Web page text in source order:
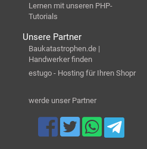
Lernen mit unseren PHP-
Tutorials
Unsere Partner
Baukatastrophen.de |
Handwerker finden
estugo - Hosting für Ihren Shopr
werde unser Partner